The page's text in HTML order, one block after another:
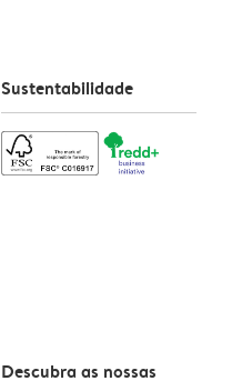
Sustentabilidade
Descubra as nossas